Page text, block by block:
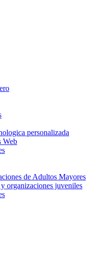
personalizada
Web
de Adultos Mayores
organizaciones juveniles